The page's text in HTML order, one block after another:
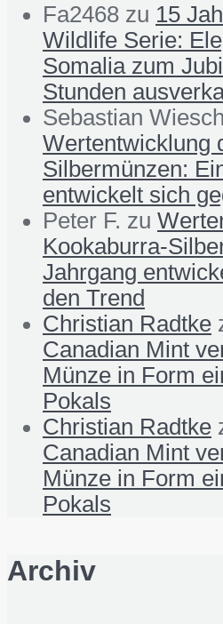
Fa2468 zu 15
Wildlife Serie:
Somalia zum
Stunden
Sebastian
Wertentwicklung
Silbermünzen:
entwickelt sich
Peter F. zu
Kookaburra-
Jahrgang
den Trend
Christian Radtke
Canadian Mint
Münze in Form
Pokals
Christian Radtke
Canadian Mint
Münze in Form
Pokals
Archiv